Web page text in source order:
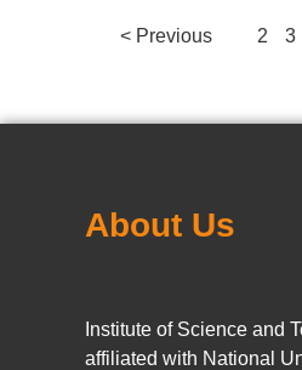
< Previous 2 3
About Us
Institute of Science and
affiliated with National